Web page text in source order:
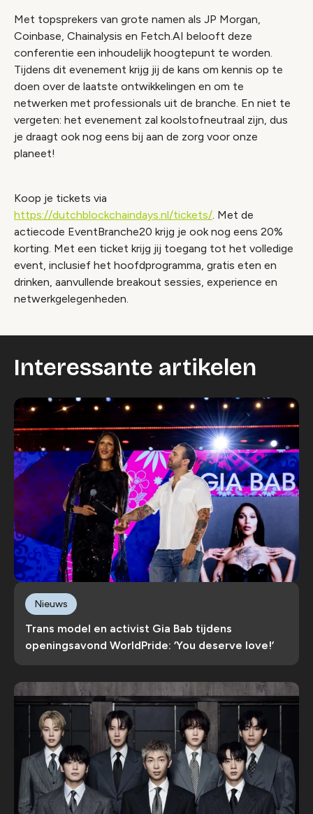
Met topsprekers van grote namen als JP Morgan,
Coinbase, Chainalysis en Fetch.AI belooft deze
conferentie een inhoudelijk hoogtepunt te worden.
Tijdens dit evenement krijg jij de kans om kennis op te
doen over de laatste ontwikkelingen en om te
netwerken met professionals uit de branche. En niet te
vergeten: het evenement zal koolstofneutraal zijn, dus
je draagt ook nog eens bij aan de zorg voor onze
planeet!
Koop je tickets via
https://dutchblockchaindays.nl/tickets/. Met de
actiecode EventBranche20 krijg je ook nog eens 20%
korting. Met een ticket krijg jij toegang tot het volledige
event, inclusief het hoofdprogramma, gratis eten en
drinken, aanvullende breakout sessies, experience en
netwerkgelegenheden.
Interessante artikelen
Trans model en activist Gia Bab tijdens
openingsavond WorldPride: ‘You deserve love!’
Nieuws